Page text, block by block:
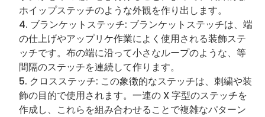
ホイップステッチのような外観を作り出します。
ブランケットステッチ: ブランケットステッチは、端
の仕上げやアップリケ作業によく使用される装飾ステ
ッチです。布の端に沿って小さなループのような、等
間隔のステッチを連続して作ります。
クロスステッチ: この象徴的なステッチは、刺繍や装
飾の目的で使用されます。一連の X 字型のステッチを
作成し、これらを組み合わせることで複雑なパターン